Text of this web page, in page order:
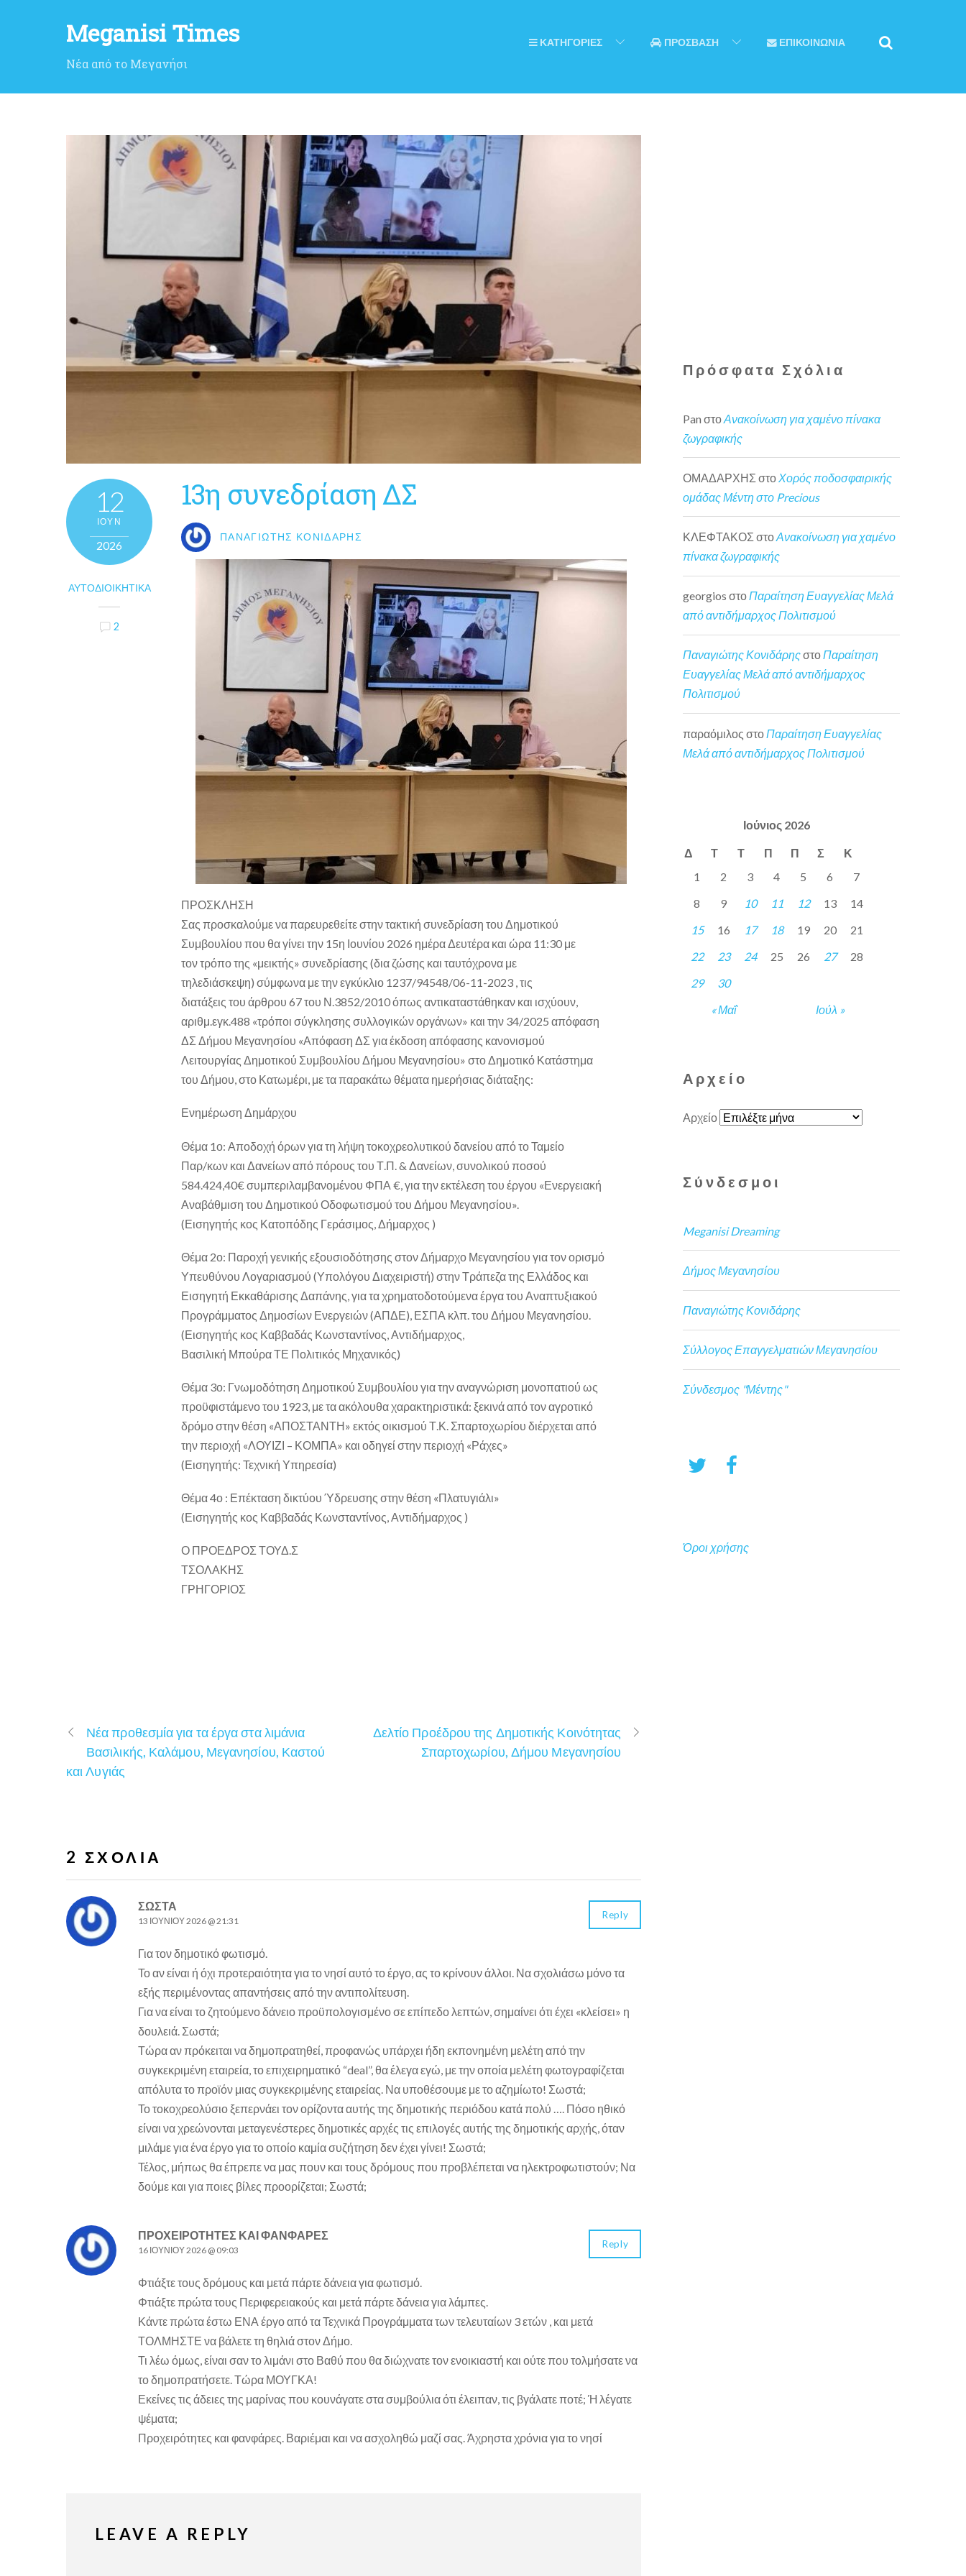
Meganisi Times
Νέα από το Μεγανήσι
ΚΑΤΗΓΟΡΙΕΣ ΠΡΟΣΒΑΣΗ ΕΠΙΚΟΙΝΩΝΙΑ
12
ΙΟΎΝ
2026
ΑΥΤΟΔΙΟΙΚΗΤΙΚΆ
2
13η συνεδρίαση ΔΣ
ΠΑΝΑΓΙΏΤΗΣ ΚΟΝΙΔΆΡΗΣ
ΠΡΟΣΚΛΗΣΗ
Σας προσκαλούμε να παρευρεθείτε στην τακτική συνεδρίαση του Δημοτικού
Συμβουλίου που θα γίνει την 15η Ιουνίου 2026 ημέρα Δευτέρα και ώρα 11:30 με
τον τρόπο της «μεικτής» συνεδρίασης (δια ζώσης και ταυτόχρονα με
τηλεδιάσκεψη) σύμφωνα με την εγκύκλιο 1237/94548/06-11-2023 ,τις
διατάξεις του άρθρου 67 του Ν.3852/2010 όπως αντικαταστάθηκαν και ισχύουν,
αριθμ.εγκ.488 «τρόποι σύγκλησης συλλογικών οργάνων» και την 34/2025 απόφαση
ΔΣ Δήμου Μεγανησίου «Απόφαση ΔΣ για έκδοση απόφασης κανονισμού
Λειτουργίας Δημοτικού Συμβουλίου Δήμου Μεγανησίου» στο Δημοτικό Κατάστημα
του Δήμου, στο Κατωμέρι, με τα παρακάτω θέματα ημερήσιας διάταξης:
Ενημέρωση Δημάρχου
Θέμα 1ο: Αποδοχή όρων για τη λήψη τοκοχρεολυτικού δανείου από το Ταμείο
Παρ/κων και Δανείων από πόρους του Τ.Π. & Δανείων, συνολικού ποσού
584.424,40€ συμπεριλαμβανομένου ΦΠΑ €, για την εκτέλεση του έργου «Ενεργειακή
Αναβάθμιση του Δημοτικού Οδοφωτισμού του Δήμου Μεγανησίου».
(Εισηγητής κος Κατοπόδης Γεράσιμος, Δήμαρχος )
Θέμα 2ο: Παροχή γενικής εξουσιοδότησης στον Δήμαρχο Μεγανησίου για τον ορισμό
Υπευθύνου Λογαριασμού (Υπολόγου Διαχειριστή) στην Τράπεζα της Ελλάδος και
Εισηγητή Εκκαθάρισης Δαπάνης, για τα χρηματοδοτούμενα έργα του Αναπτυξιακού
Προγράμματος Δημοσίων Ενεργειών (ΑΠΔΕ), ΕΣΠΑ κλπ. του Δήμου Μεγανησίου.
(Εισηγητής κος Καββαδάς Κωνσταντίνος, Αντιδήμαρχος,
Βασιλική Μπούρα ΤΕ Πολιτικός Μηχανικός)
Θέμα 3ο: Γνωμοδότηση Δημοτικού Συμβουλίου για την αναγνώριση μονοπατιού ως
προϋφιστάμενο του 1923, με τα ακόλουθα χαρακτηριστικά: ξεκινά από τον αγροτικό
δρόμο στην θέση «ΑΠΟΣΤΑΝΤΗ» εκτός οικισμού Τ.Κ. Σπαρτοχωρίου διέρχεται από
την περιοχή «ΛΟΥΙΖΙ – ΚΟΜΠΑ» και οδηγεί στην περιοχή «Ράχες»
(Εισηγητής: Τεχνική Υπηρεσία)
Θέμα 4ο : Επέκταση δικτύου Ύδρευσης στην θέση «Πλατυγιάλι»
(Εισηγητής κος Καββαδάς Κωνσταντίνος, Αντιδήμαρχος )
Ο ΠΡΟΕΔΡΟΣ ΤΟΥΔ.Σ
ΤΣΟΛΑΚΗΣ
ΓΡΗΓΟΡΙΟΣ
Νέα προθεσμία για τα έργα στα λιμάνια
Βασιλικής, Καλάμου, Μεγανησίου, Καστού
και Λυγιάς
Δελτίο Προέδρου της Δημοτικής Κοινότητας
Σπαρτοχωρίου, Δήμου Μεγανησίου
2 ΣΧΌΛΙΑ
ΣΩΣΤΑ
13 ΙΟΥΝΊΟΥ 2026 @ 21:31
Για τον δημοτικό φωτισμό.
Το αν είναι ή όχι προτεραιότητα για το νησί αυτό το έργο, ας το κρίνουν άλλοι. Να σχολιάσω μόνο τα
εξής περιμένοντας απαντήσεις από την αντιπολίτευση.
Για να είναι το ζητούμενο δάνειο προϋπολογισμένο σε επίπεδο λεπτών, σημαίνει ότι έχει «κλείσει» η
δουλειά. Σωστά;
Τώρα αν πρόκειται να δημοπρατηθεί, προφανώς υπάρχει ήδη εκπονημένη μελέτη από την
συγκεκριμένη εταιρεία, το επιχειρηματικό “deal”, θα έλεγα εγώ, με την οποία μελέτη φωτογραφίζεται
απόλυτα το προϊόν μιας συγκεκριμένης εταιρείας. Να υποθέσουμε με το αζημίωτο! Σωστά;
Το τοκοχρεολύσιο ξεπερνάει τον ορίζοντα αυτής της δημοτικής περιόδου κατά πολύ …. Πόσο ηθικό
είναι να χρεώνονται μεταγενέστερες δημοτικές αρχές τις επιλογές αυτής της δημοτικής αρχής, όταν
μιλάμε για ένα έργο για το οποίο καμία συζήτηση δεν έχει γίνει! Σωστά;
Τέλος, μήπως θα έπρεπε να μας πουν και τους δρόμους που προβλέπεται να ηλεκτροφωτιστούν; Να
δούμε και για ποιες βίλες προορίζεται; Σωστά;
Reply
ΠΡΟΧΕΙΡΌΤΗΤΕΣ ΚΑΙ ΦΑΝΦΆΡΕΣ
16 ΙΟΥΝΊΟΥ 2026 @ 09:03
Φτιάξτε τους δρόμους και μετά πάρτε δάνεια για φωτισμό.
Φτιάξτε πρώτα τους Περιφερειακούς και μετά πάρτε δάνεια για λάμπες.
Κάντε πρώτα έστω ΕΝΑ έργο από τα Τεχνικά Προγράμματα των τελευταίων 3 ετών , και μετά
ΤΟΛΜΗΣΤΕ να βάλετε τη θηλιά στον Δήμο.
Τι λέω όμως, είναι σαν το λιμάνι στο Βαθύ που θα διώχνατε τον ενοικιαστή και ούτε που τολμήσατε να
το δημοπρατήσετε. Τώρα ΜΟΥΓΚΑ!
Εκείνες τις άδειες της μαρίνας που κουνάγατε στα συμβούλια ότι έλειπαν, τις βγάλατε ποτέ; Ή λέγατε
ψέματα;
Προχειρότητες και φανφάρες. Βαριέμαι και να ασχοληθώ μαζί σας. Άχρηστα χρόνια για το νησί
Reply
LEAVE A REPLY
Πρόσφατα Σχόλια
Pan στοΑνακοίνωση για χαμένο πίνακα
ζωγραφικής
ΟΜΑΔΑΡΧΗΣ στο Χορός ποδοσφαιρικής
ομάδας Μέντη στο Precious
ΚΛΕΦΤΑΚΟΣ στοΑνακοίνωση για χαμένο
πίνακα ζωγραφικής
georgios στοΠαραίτηση Ευαγγελίας Μελά
από αντιδήμαρχος Πολιτισμού
Παναγιώτης ΚονιδάρηςστοΠαραίτηση
Ευαγγελίας Μελά από αντιδήμαρχος
Πολιτισμού
παραόμιλος στο Παραίτηση Ευαγγελίας
Μελά από αντιδήμαρχος Πολιτισμού
Ιούνιος 2026
Δ Τ Τ Π Π Σ Κ
« Μαΐ Ιούλ »
1 2 3 4 5 6
7
8
9 10 11 12 13
14
15
16 17 18 19 20
21
22
23 24 25 26 27
28
29
30
Αρχείο
Αρχείο
Σύνδεσμοι
Meganisi Dreaming
Δήμος Μεγανησίου
Παναγιώτης Κονιδάρης
Σύλλογος Επαγγελματιών Μεγανησίου
Σύνδεσμος "Μέντης"
Όροι χρήσης